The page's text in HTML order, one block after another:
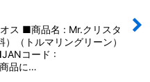
ス ■商品名 : Mr.クリスタ
（トルマリングリーン）
コード :
品に…